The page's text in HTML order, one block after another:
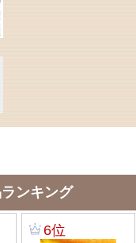
ンキング